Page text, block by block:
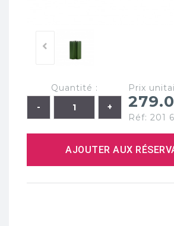
Quantité : Prix
Réf: 201
AJOUTER AUX